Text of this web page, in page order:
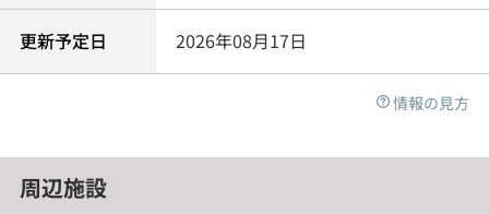
更新予定日 2026年08月17日
情報の見方
周辺施設